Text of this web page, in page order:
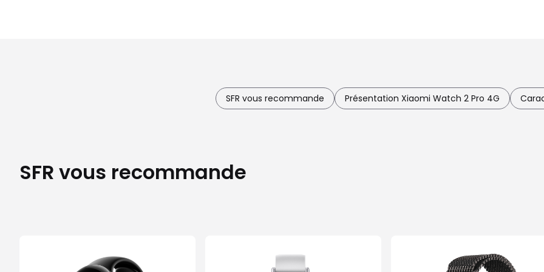
SFR vous recommande Présentation Xiaomi Watch 2 Pro 4G
SFR vous recommande